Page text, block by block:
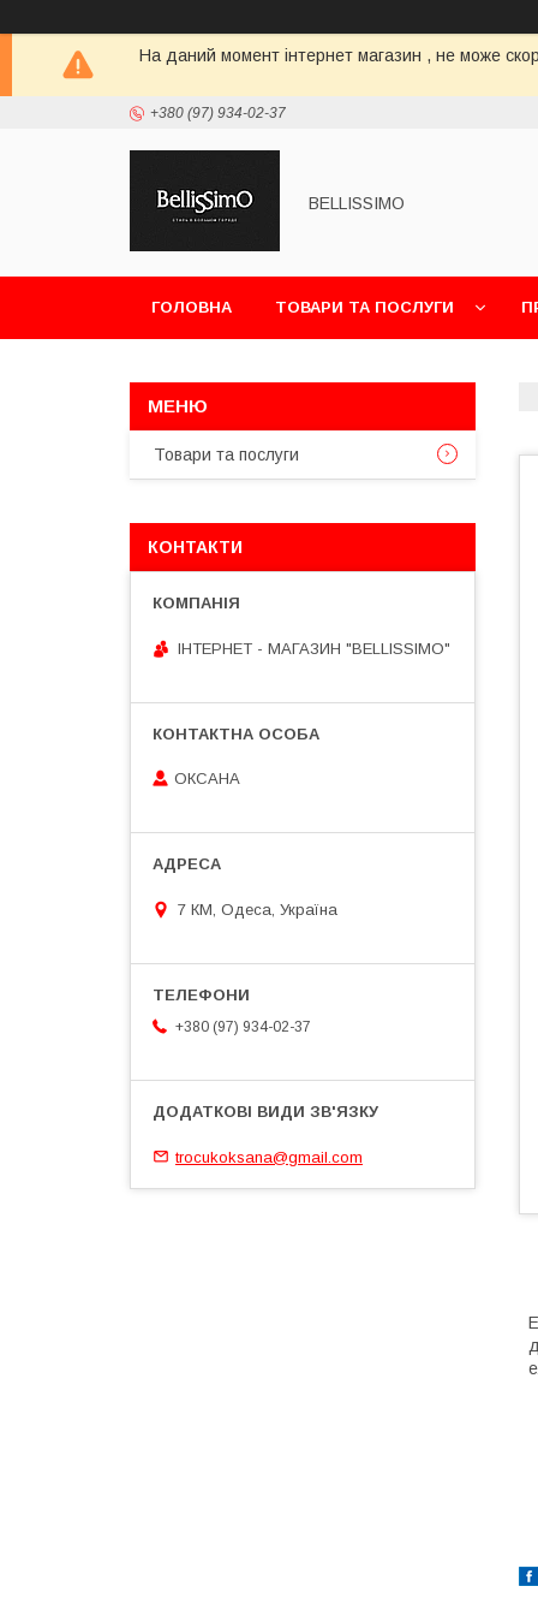
На даний момент інтернет магазин , не може
+380 (97) 934-02-37
BELLISSIMO
ГОЛОВНА ТОВАРИ ТА ПОСЛУГИ
Товари та послуги
КОНТАКТИ
ІНТЕРНЕТ - МАГАЗИН "BELLISSIMO"
ОКСАНА
7 КМ, Одеса, Україна
+380 (97) 934-02-37
trocukoksana@gmail.com